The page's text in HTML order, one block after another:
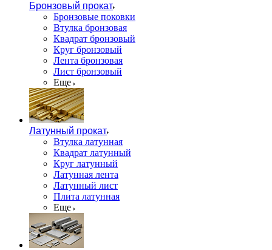
Бронзовый прокат
Бронзовые поковки
Втулка бронзовая
Квадрат бронзовый
Круг бронзовый
Лента бронзовая
Лист бронзовый
Еще
Латунный прокат
Втулка латунная
Квадрат латунный
Круг латунный
Латунная лента
Латунный лист
Плита латунная
Еще